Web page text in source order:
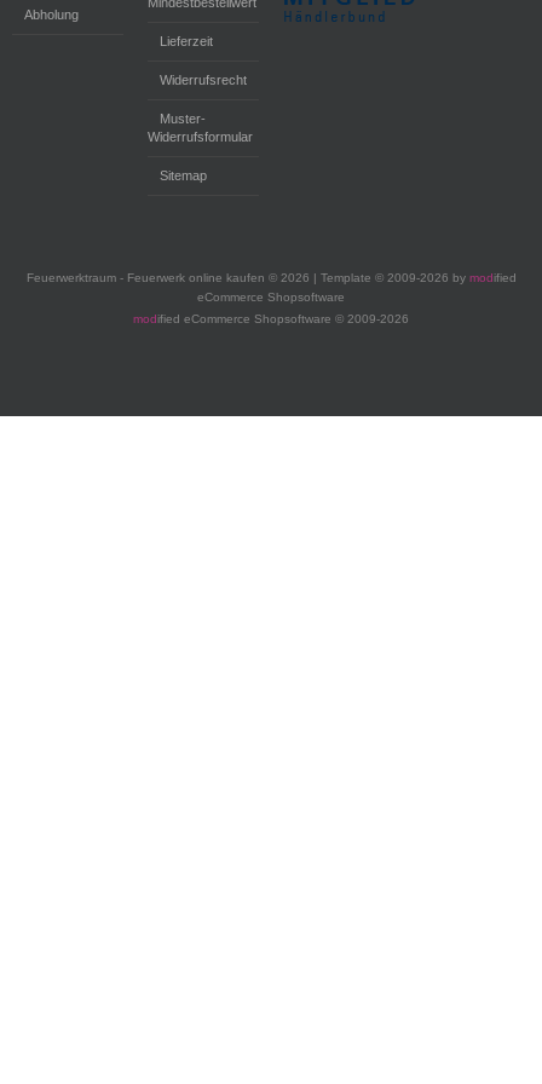
Abholung
Lieferzeit
Widerrufsrecht
Muster-
Widerrufsformular
Sitemap
Feuerwerktraum - Feuerwerk online kaufen © 2026 | Template © 2009-2026 by modified
eCommerce Shopsoftware
modified eCommerce Shopsoftware © 2009-2026